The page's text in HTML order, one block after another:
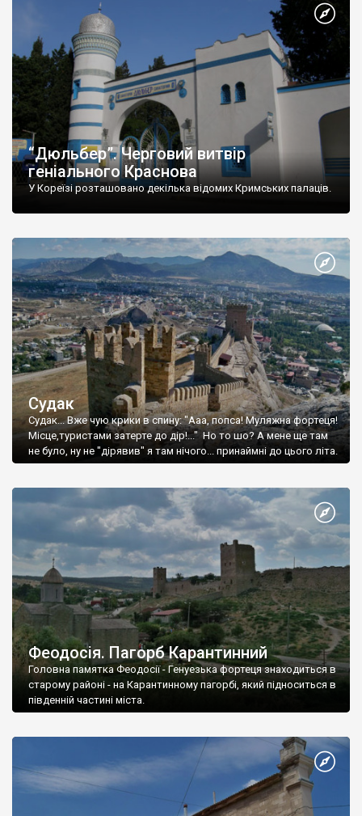
“Дюльбер”. Черговий витвір
геніального Краснова
У Кореїзі розташовано декілька відомих Кримських палаців.
Судак
Судак... Вже чую крики в спину: "Ааа, попса! Муляжна фортеця!
Місце,туристами затерте до дір!..." Но то шо? А мене ще там
не було, ну не "дірявив" я там нічого... принаймні до цього літа.
Феодосія. Пагорб Карантинний
Головна памятка Феодосії - Генуезька фортеця знаходиться в
старому районі - на Карантинному пагорбі, який підноситься в
південній частині міста.